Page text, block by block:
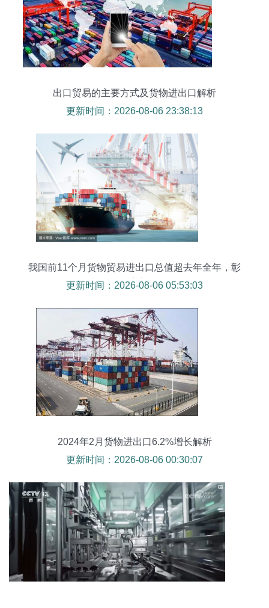
出口贸易的主要方式及货物进出口解析
更新时间：2026-08-06 23:38:13
我国前11个月货物贸易进出口总值超去年全年，彰
显外贸韧性
更新时间：2026-08-06 05:53:03
2024年2月货物进出口6.2%增长解析
更新时间：2026-08-06 00:30:07